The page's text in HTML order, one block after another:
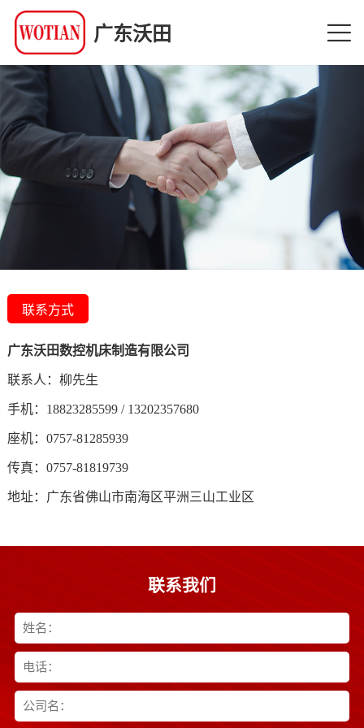
广东沃田
联系方式
广东沃田数控机床制造有限公司
联系人：柳先生
手机：18823285599 / 13202357680
座机：0757-81285939
传真：0757-81819739
地址：广东省佛山市南海区平洲三山工业区
联系我们